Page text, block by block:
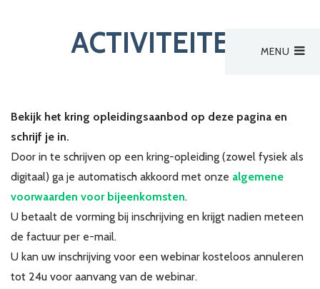
ACTIVITEITEN MENU
Bekijk het kring opleidingsaanbod op deze pagina en
schrijf je in.
Door in te schrijven op een kring-opleiding (zowel fysiek als
digitaal) ga je automatisch akkoord met onze algemene
voorwaarden voor bijeenkomsten.
U betaalt de vorming bij inschrijving en krijgt nadien meteen
de factuur per e-mail.
U kan uw inschrijving voor een webinar kosteloos annuleren
tot 24u voor aanvang van de webinar.
Hoofdmenu
Activiteit van derden
Zoek een verpleegkundige
Nieuws
Bestuur